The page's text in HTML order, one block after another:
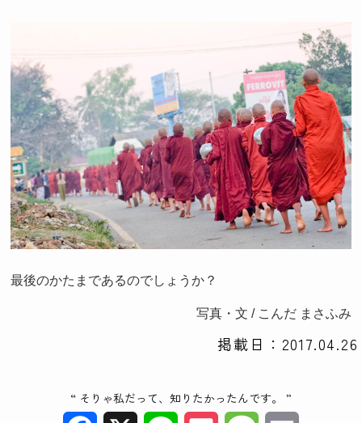
最後のかたまであるのでしょうか？
写真・文 / こんだ まさふみ
掲載日：2017.04.26
“ そりゃ私だって、知りたかったんです。 ”